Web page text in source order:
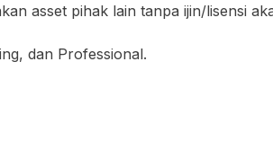
asset pihak lain tanpa ijin/lisensi
dan Professional.